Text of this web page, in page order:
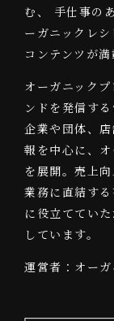
む、 手仕事の
ーガニックレ
コンテンツが満
オーガニック
ンドを発信す
企業や団体、
報を中心に、
を展開。売上
業務に直結す
に役立ててい
しています。
運営者：オー